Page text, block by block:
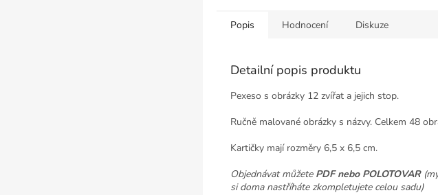
Popis Hodnocení Diskuze
Detailní popis produktu
Pexeso s obrázky 12 zvířat a jejich stop.
Ručně malované obrázky s názvy. Celkem 48
Kartičky mají rozměry 6,5 x 6,5 cm.
Objednávat můžete PDF nebo POLOTOVAR
si doma nastříháte zkompletujete celou sadu)